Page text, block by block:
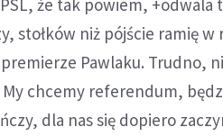
stołków niż pójście ramię w
Pawlaku. Trudno,
My chcemy referendum,
dla nas się dopiero